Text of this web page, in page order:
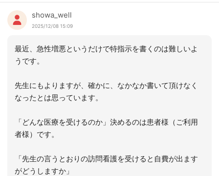
showa_well
2025/12/08 15:09
最近、急性増悪というだけで特指示を書くのは難しいよ
うです。
先生にもよりますが、確かに、なかなか書いて頂けなく
なったとは思っています。
「どんな医療を受けるのか」決めるのは患者様（ご利用
者様）です。
「先生の言うとおりの訪問看護を受けると自費が出ます
がどうしますか」